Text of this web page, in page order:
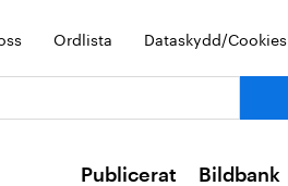
Ordlista Dataskydd/Cookies
Publicerat Bildbank